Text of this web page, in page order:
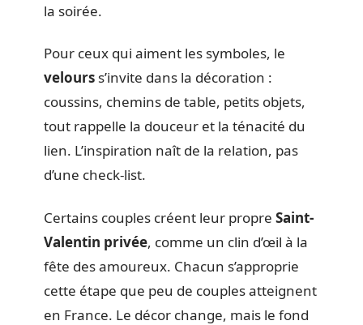
la soirée.
Pour ceux qui aiment les symboles, le
velours s’invite dans la décoration :
coussins, chemins de table, petits objets,
tout rappelle la douceur et la ténacité du
lien. L’inspiration naît de la relation, pas
d’une check-list.
Certains couples créent leur propre Saint-
Valentin privée, comme un clin d’œil à la
fête des amoureux. Chacun s’approprie
cette étape que peu de couples atteignent
en France. Le décor change, mais le fond